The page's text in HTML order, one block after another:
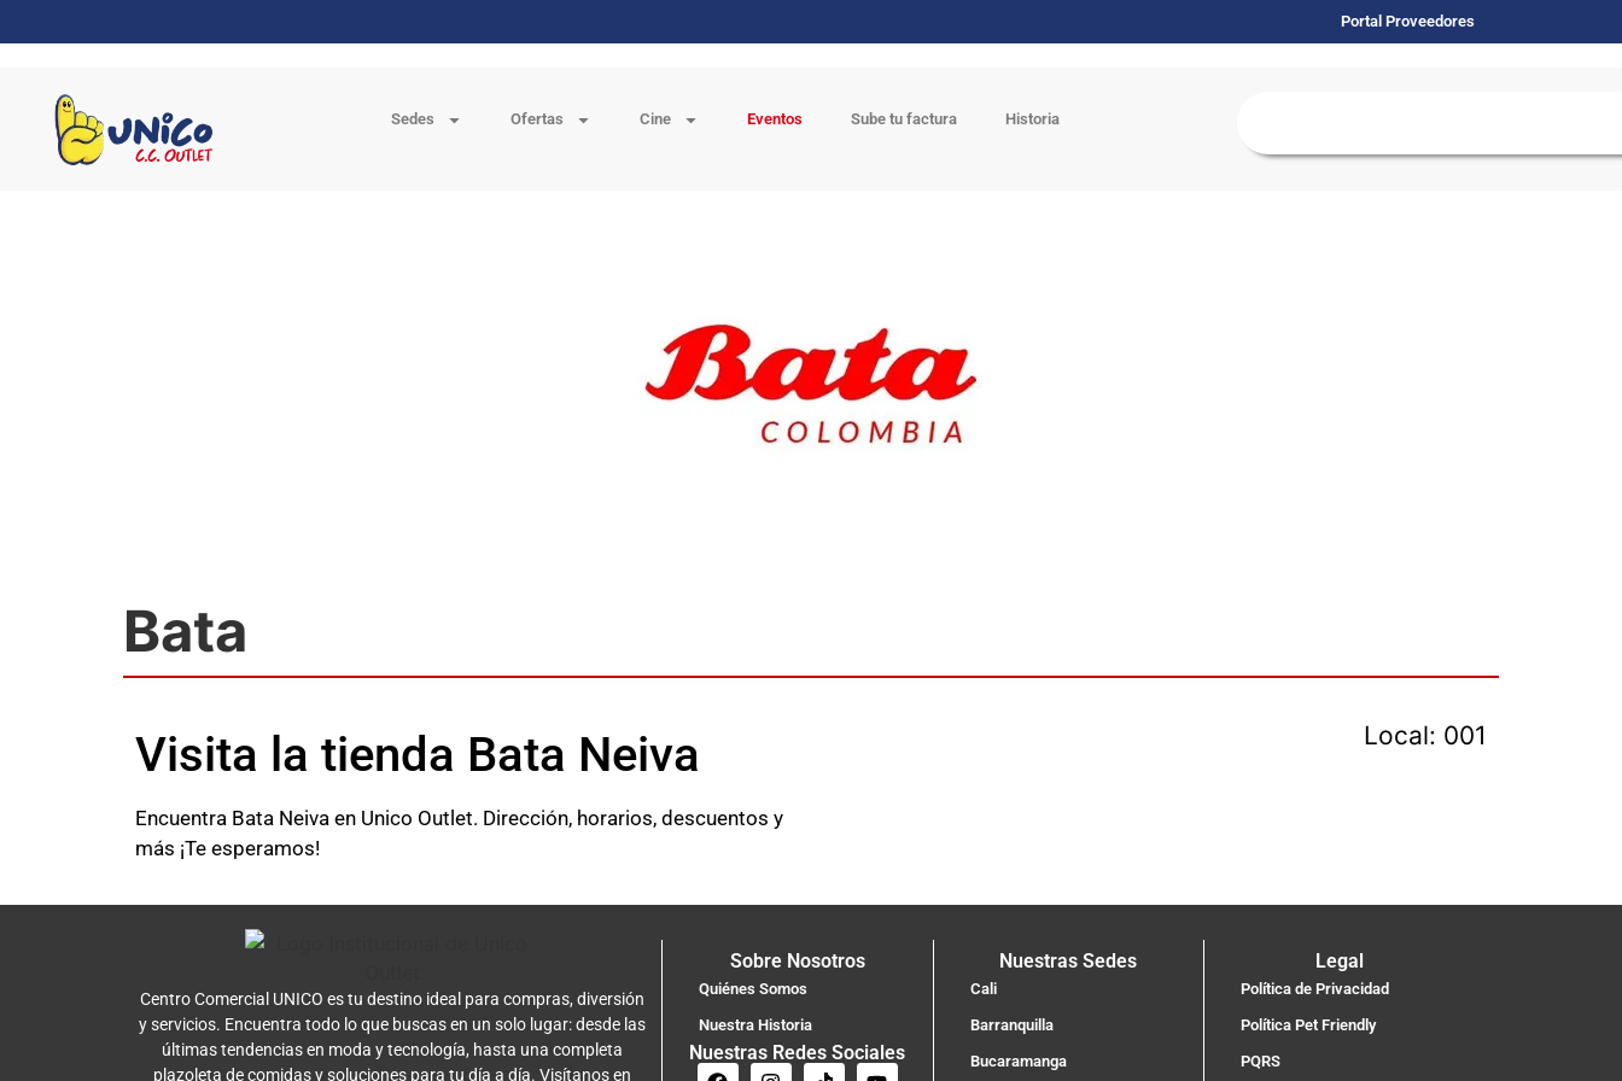
Portal Proveedores
Sedes Ofertas Cine Eventos Sube tu factura Historia
Bata
Visita la tienda Bata Neiva
Encuentra Bata Neiva en Unico Outlet. Dirección, horarios, descuentos y
más ¡Te esperamos!
Local: 001
Centro Comercial UNICO es tu destino ideal para compras, diversión
y servicios. Encuentra todo lo que buscas en un solo lugar: desde las
últimas tendencias en moda y tecnología, hasta una completa
plazoleta de comidas y soluciones para tu día a día. Visítanos en
Sobre Nosotros
Quiénes Somos
Nuestra Historia
Nuestras Redes Sociales
Nuestras Sedes
Cali
Barranquilla
Bucaramanga
Legal
Política de Privacidad
Política Pet Friendly
PQRS